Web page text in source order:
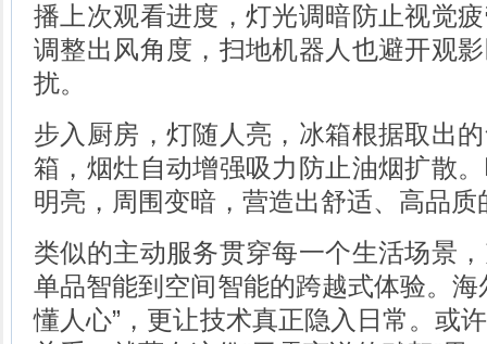
播上次观看进度，灯光调暗防止视觉
调整出风角度，扫地机器人也避开观
扰。
步入厨房，灯随人亮，冰箱根据取出
箱，烟灶自动增强吸力防止油烟扩散
明亮，周围变暗，营造出舒适、高品质
类似的主动服务贯穿每一个生活场景
单品智能到空间智能的跨越式体验。海
懂人心”，更让技术真正隐入日常。或